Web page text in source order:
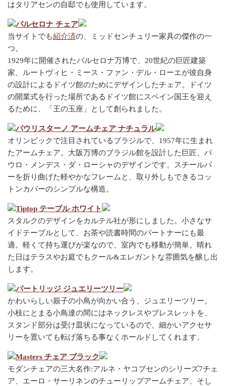
はタリアセンの自邸でも使用しています。
バルセロナ チェア
当サイトでも紹介済の、ミッドセンチュリー家具の傑作の一
つ。
1929年に開催されたバルセロナ万博で、20世紀の巨匠建築
家、ルートヴィヒ・ミース・ファン・デル・ローエが彼自身
の設計によるドイツ館のためにデザインしたチェア。ドイツ
の開業式を行った場所であるドイツ館にスペイン国王を迎え
るために、「王の玉座」として創られました。
パウリスターノ アームチェア ナチュラル
オリンピックで注目されているブラジルで、1957年に生まれ
たアームチェア。大阪万博のブラジル館を設計した巨匠、パ
ウロ・メンデス・ダ・ローシャのデザインです。スチールバ
ーを折り曲げた軽やかなフレームと、取り外しもできるコッ
トンカバーのシンプルな構造。
Tiptop テーブル ホワイト
スタルクのデザインをカルテル社が形にしました。小さなサ
イドテーブルとして、お茶や読書時間のパートナーにも最
適。軽くて持ち運びが楽なので、室内でも移動が簡単。晴れ
た日はテラスやお庭でもクール&エレガントな雰囲気を醸し出
します。
パートリッジ ジュエリーツリー
かわいらしい親子の小鳥が向かい合う、ジュエリーツリー。
小枝にとまる小鳥達の間にはネックレスやブレスレットを、
スタンド部分は受け皿状になっているので、細かいアクセサ
リーを置いても転げ落ちる事なくホールドしてくれます。
Masters チェア ブラック
モダンチェアの三大名作:アルネ・ヤコブセンのシリーズ7チェ
ア、エーロ・サーリネンのチューリップアームチェア、そし